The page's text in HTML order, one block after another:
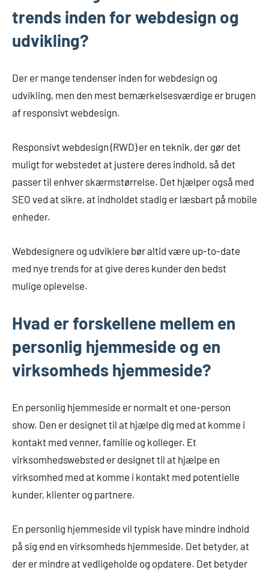
trends inden for webdesign og
udvikling?
Der er mange tendenser inden for webdesign og
udvikling, men den mest bemærkelsesværdige er brugen
af responsivt webdesign.
Responsivt webdesign (RWD) er en teknik, der gør det
muligt for webstedet at justere deres indhold, så det
passer til enhver skærmstørrelse. Det hjælper også med
SEO ved at sikre, at indholdet stadig er læsbart på mobile
enheder.
Webdesignere og udviklere bør altid være up-to-date
med nye trends for at give deres kunder den bedst
mulige oplevelse.
Hvad er forskellene mellem en
personlig hjemmeside og en
virksomheds hjemmeside?
En personlig hjemmeside er normalt et one-person
show. Den er designet til at hjælpe dig med at komme i
kontakt med venner, familie og kolleger. Et
virksomhedswebsted er designet til at hjælpe en
virksomhed med at komme i kontakt med potentielle
kunder, klienter og partnere.
En personlig hjemmeside vil typisk have mindre indhold
på sig end en virksomheds hjemmeside. Det betyder, at
der er mindre at vedligeholde og opdatere. Det betyder